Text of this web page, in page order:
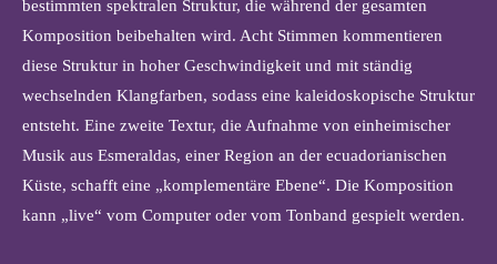
bestimmten spektralen Struktur, die während der gesamten
Komposition beibehalten wird. Acht Stimmen kommentieren
diese Struktur in hoher Geschwindigkeit und mit ständig
wechselnden Klangfarben, sodass eine kaleidoskopische Struktur
entsteht. Eine zweite Textur, die Aufnahme von einheimischer
Musik aus Esmeraldas, einer Region an der ecuadorianischen
Küste, schafft eine „komplementäre Ebene“. Die Komposition
kann „live“ vom Computer oder vom Tonband gespielt werden.